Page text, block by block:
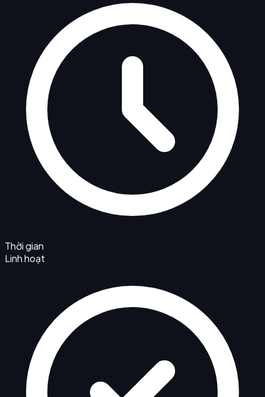
Thời gian
Linh hoạt